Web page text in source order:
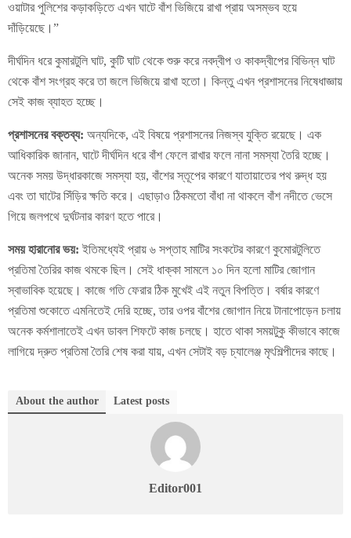
ওয়াটার পুলিশের কড়াকড়িতে এখন ঘাটে বাঁশ ভিজিয়ে রাখা প্রায় অসম্ভব হয়ে
দাঁড়িয়েছে।”
দীর্ঘদিন ধরে কুমারটুলি ঘাট, কুটি ঘাট থেকে শুরু করে নবদ্বীপ ও কাকদ্বীপের বিভিন্ন ঘাট
থেকে বাঁশ সংগ্রহ করে তা জলে ভিজিয়ে রাখা হতো। কিন্তু এখন প্রশাসনের নিষেধাজ্ঞায়
সেই কাজ ব্যাহত হচ্ছে।
প্রশাসনের বক্তব্য: অন্যদিকে, এই বিষয়ে প্রশাসনের নিজস্ব যুক্তি রয়েছে। এক
আধিকারিক জানান, ঘাটে দীর্ঘদিন ধরে বাঁশ ফেলে রাখার ফলে নানা সমস্যা তৈরি হচ্ছে।
অনেক সময় উদ্ধারকাজে সমস্যা হয়, বাঁশের স্তূপের কারণে যাতায়াতের পথ রুদ্ধ হয়
এবং তা ঘাটের সিঁড়ির ক্ষতি করে। এছাড়াও ঠিকমতো বাঁধা না থাকলে বাঁশ নদীতে ভেসে
গিয়ে জলপথে দুর্ঘটনার কারণ হতে পারে।
সময় হারানোর ভয়: ইতিমধ্যেই প্রায় ৬ সপ্তাহ মাটির সংকটের কারণে কুমোরটুলিতে
প্রতিমা তৈরির কাজ থমকে ছিল। সেই ধাক্কা সামলে ১০ দিন হলো মাটির জোগান
স্বাভাবিক হয়েছে। কাজে গতি ফেরার ঠিক মুখেই এই নতুন বিপত্তি। বর্ষার কারণে
প্রতিমা শুকোতে এমনিতেই দেরি হচ্ছে, তার ওপর বাঁশের জোগান নিয়ে টানাপোড়েন চলায়
অনেক কর্মশালাতেই এখন ডাবল শিফটে কাজ চলছে। হাতে থাকা সময়টুকু কীভাবে কাজে
লাগিয়ে দ্রুত প্রতিমা তৈরি শেষ করা যায়, এখন সেটাই বড় চ্যালেঞ্জ মৃৎশিল্পীদের কাছে।
About the author Latest posts
Editor001